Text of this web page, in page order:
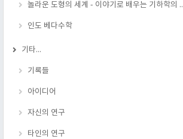
놀라운 도형의 세계 - 이야기로 배우는 기하학의 ..
인도 베다수학
기타...
기록들
아이디어
자신의 연구
타인의 연구